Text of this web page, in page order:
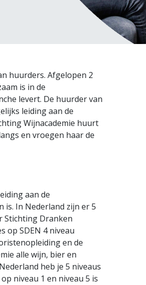
huurders. Afgelopen 2
is in de
levert. De huurder van
leiding aan de
Wijnacademie huurt
en vroegen haar de
aan de
is. In Nederland zijn er 5
Stichting Dranken
op SDEN 4 niveau
en de
alle wijn, bier en
heb je 5 niveaus
niveau 1 en niveau 5 is